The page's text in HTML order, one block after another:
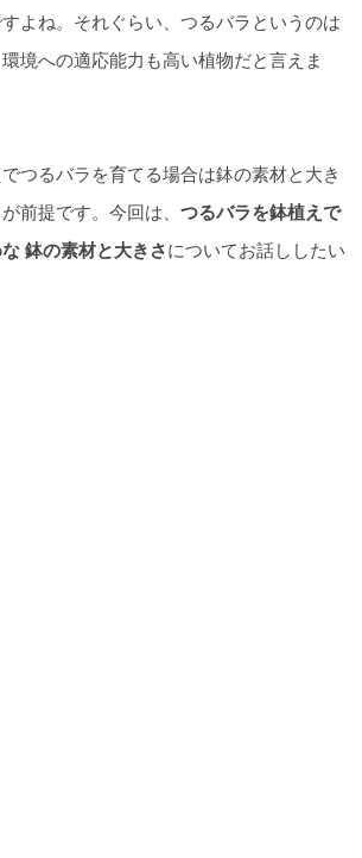
すよね。それぐらい、つるバラというのは
境への適応能力も高い植物だと言えま
つるバラを育てる場合は鉢の素材と大き
前提です。今回は、 つるバラを鉢植えで
鉢の素材と大きさについてお話ししたい